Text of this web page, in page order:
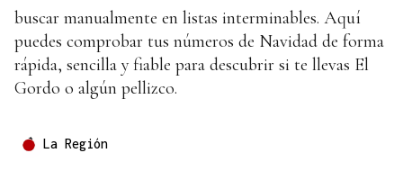
buscar manualmente en listas interminables. Aquí
puedes comprobar tus números de Navidad de forma
rápida, sencilla y fiable para descubrir si te llevas El
Gordo o algún pellizco.
La Región